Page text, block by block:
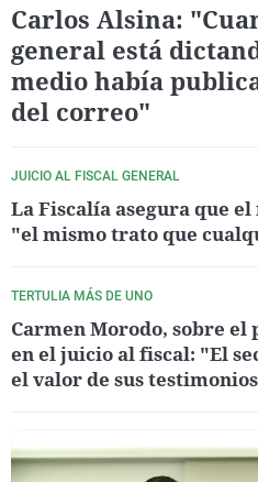
Carlos Alsina:
general está
medio había
del correo"
JUICIO AL FISCAL GENERAL
La Fiscalía asegura que
"el mismo trato que
TERTULIA MÁS DE UNO
Carmen Morodo, sobre el
en el juicio al fiscal: "El
el valor de sus